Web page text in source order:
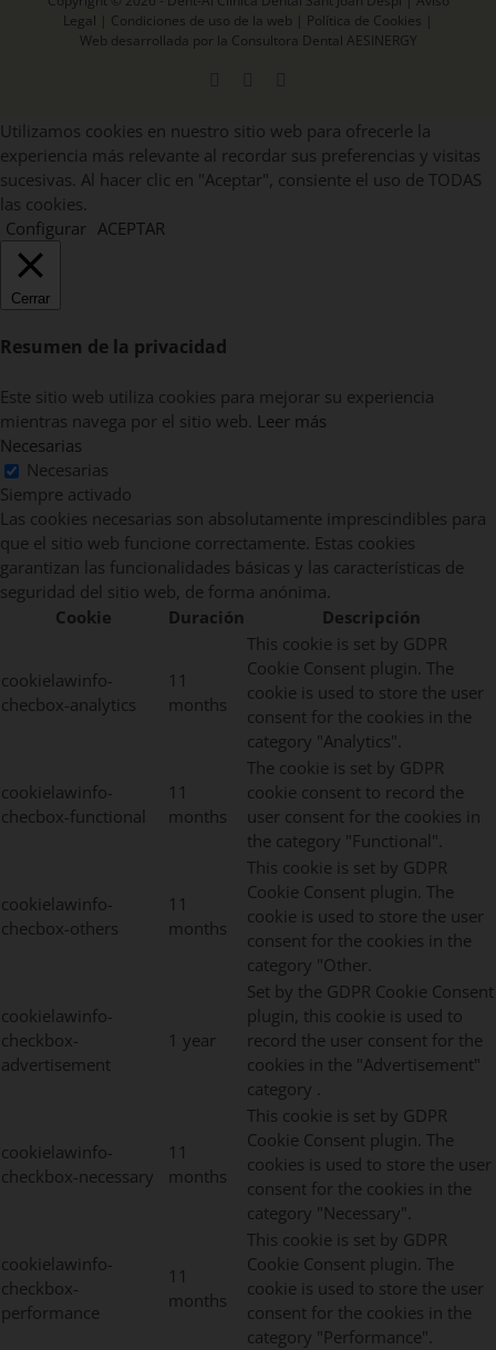
Legal
Condiciones de uso de la web Política de Cookies
Web desarrollada por la Consultora Dental AESINERGY
Utilizamos cookies en nuestro sitio web para ofrecerle la
experiencia más relevante al recordar sus preferencias y visitas
sucesivas. Al hacer clic en "Aceptar", consiente el uso de TODAS
las cookies.
Configurar ACEPTAR
Cerrar
Resumen de la privacidad
Este sitio web utiliza cookies para mejorar su experiencia
mientras navega por el sitio web. Leer más
Necesarias
Necesarias
Siempre activado
Las cookies necesarias son absolutamente imprescindibles para
que el sitio web funcione correctamente. Estas cookies
garantizan las funcionalidades básicas y las características de
seguridad del sitio web, de forma anónima.
Cookie
Duración Descripción
cookielawinfo-
checbox-analytics
11
months
This cookie is set by GDPR
Cookie Consent plugin. The
cookie is used to store the user
consent for the cookies in the
category "Analytics".
cookielawinfo-
checbox-functional
11
months
The cookie is set by GDPR
cookie consent to record the
user consent for the cookies in
the category "Functional".
cookielawinfo-
checbox-others
11
months
This cookie is set by GDPR
Cookie Consent plugin. The
cookie is used to store the user
consent for the cookies in the
category "Other.
cookielawinfo-
checkbox-
advertisement
1 year
Set by the GDPR Cookie Consent
plugin, this cookie is used to
record the user consent for the
cookies in the "Advertisement"
category .
cookielawinfo-
checkbox-necessary
11
months
This cookie is set by GDPR
Cookie Consent plugin. The
cookies is used to store the user
consent for the cookies in the
category "Necessary".
cookielawinfo-
checkbox-
performance
11
months
This cookie is set by GDPR
Cookie Consent plugin. The
cookie is used to store the user
consent for the cookies in the
category "Performance".